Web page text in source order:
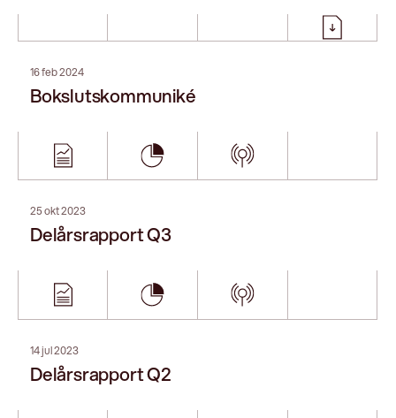
26 apr 2023
Delårsrapport Q1 2023
06 apr 2023
Årsredovisning 2022
15 feb 2023
Bokslutskommuniké